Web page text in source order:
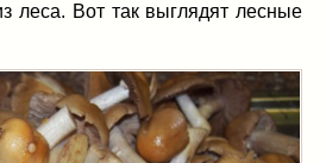
леса. Вот так выглядят лесные